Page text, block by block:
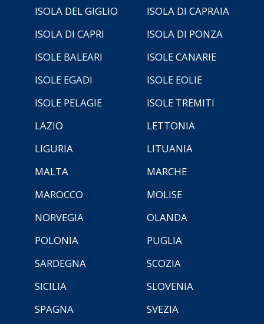
ISOLA DEL GIGLIO
ISOLA DI CAPRAIA
ISOLA DI CAPRI
ISOLA DI PONZA
ISOLE BALEARI
ISOLE CANARIE
ISOLE EGADI
ISOLE EOLIE
ISOLE PELAGIE
ISOLE TREMITI
LAZIO
LETTONIA
LIGURIA
LITUANIA
MALTA
MARCHE
MAROCCO
MOLISE
NORVEGIA
OLANDA
POLONIA
PUGLIA
SARDEGNA
SCOZIA
SICILIA
SLOVENIA
SPAGNA
SVEZIA